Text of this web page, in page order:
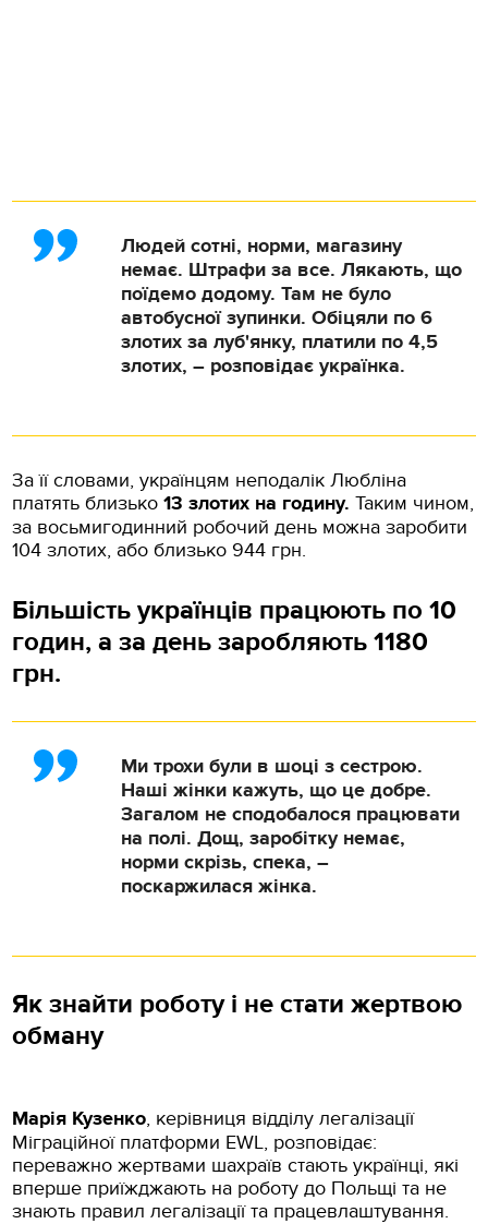
Людей сотні, норми, магазину
немає. Штрафи за все. Лякають, що
поїдемо додому. Там не було
автобусної зупинки. Обіцяли по 6
злотих за луб'янку, платили по 4,5
злотих, – розповідає українка.
За її словами, українцям неподалік Любліна
платять близько13 злотих на годину. Таким чином,
за восьмигодинний робочий день можна заробити
104 злотих, або близько 944 грн.
Більшість українців працюють по 10
годин, а за день заробляють 1180
грн.
Ми трохи були в шоці з сестрою.
Наші жінки кажуть, що це добре.
Загалом не сподобалося працювати
на полі. Дощ, заробітку немає,
норми скрізь, спека, –
поскаржилася жінка.
Як знайти роботу і не стати жертвою
обману
Марія Кузенко, керівниця відділу легалізації
Міграційної платформи EWL, розповідає:
переважно жертвами шахраїв стають українці, які
вперше приїжджають на роботу до Польщі та не
знають правил легалізації та працевлаштування.